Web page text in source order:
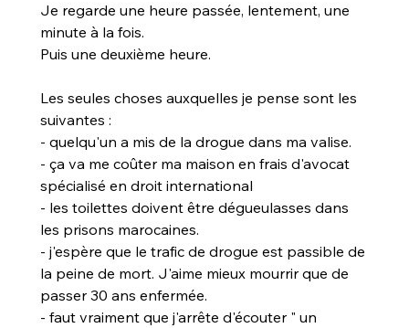
Je regarde une heure passée, lentement, une
minute à la fois.
Puis une deuxième heure.
Les seules choses auxquelles je pense sont les
suivantes :
- quelqu'un a mis de la drogue dans ma valise.
- ça va me coûter ma maison en frais d'avocat
spécialisé en droit international
- les toilettes doivent être dégueulasses dans
les prisons marocaines.
- j'espère que le trafic de drogue est passible de
la peine de mort. J'aime mieux mourrir que de
passer 30 ans enfermée.
- faut vraiment que j'arrête d'écouter " un